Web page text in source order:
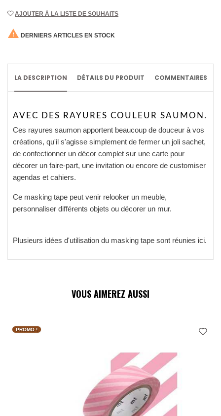
AJOUTER À LA LISTE DE SOUHAITS
 DERNIERS ARTICLES EN STOCK
LA DESCRIPTION DÉTAILS DU PRODUIT COMMENTAIRES
AVEC DES RAYURES COULEUR SAUMON.
Ces rayures saumon apportent beaucoup de douceur à vos
créations, qu'il s'agisse simplement de fermer un joli sachet,
de confectionner un décor complet sur une carte pour
décorer un faire-part, une invitation ou encore de customiser
agendas et cahiers.
Ce masking tape peut venir relooker un meuble,
personnaliser différents objets ou décorer un mur.
Plusieurs idées d'utilisation du masking tape sont réunies ici.
VOUS AIMEREZ AUSSI
PROMO !